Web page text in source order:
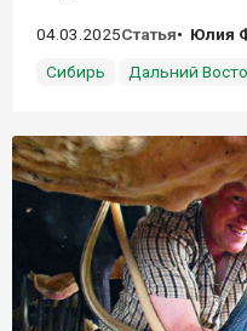
04.03.2025Статья
Юлия
Сибирь
Дальний